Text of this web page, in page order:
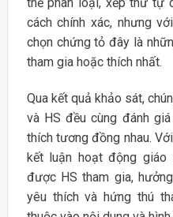
cách chính xác, nhưng
chọn chứng tỏ đây là
tham gia hoặc thích nhất.
Qua kết quả khảo sát,
và HS đều cùng đánh
thích tương đồng nhau.
kết luận hoạt động
được HS tham gia,
yêu thích và hứng thú